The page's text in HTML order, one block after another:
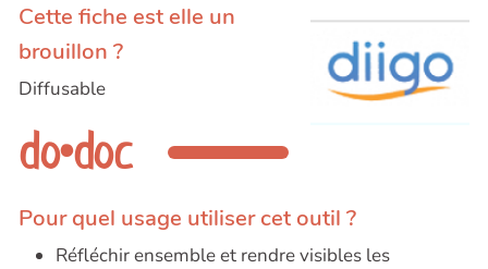
Cette fiche est elle un
brouillon ?
Diffusable
do•doc
Pour quel usage utiliser cet outil ?
Réfléchir ensemble et rendre visibles les